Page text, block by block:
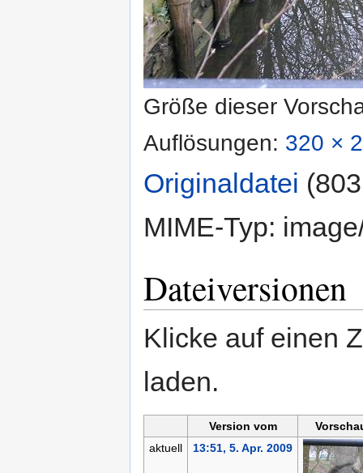
Größe dieser
Auflösungen: 320 ×
Originaldatei
MIME-Typ:
Dateiversionen
Klicke auf einen
laden.
Version vom
aktuell
13:51, 5. Apr. 2009